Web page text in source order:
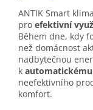
ANTIK Smart
pro efektivní
Během dne, kdy
než domácnost
nadbytečnou
k
neefektivního
komfort.